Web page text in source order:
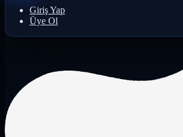
Giriş Yap
Üye Ol